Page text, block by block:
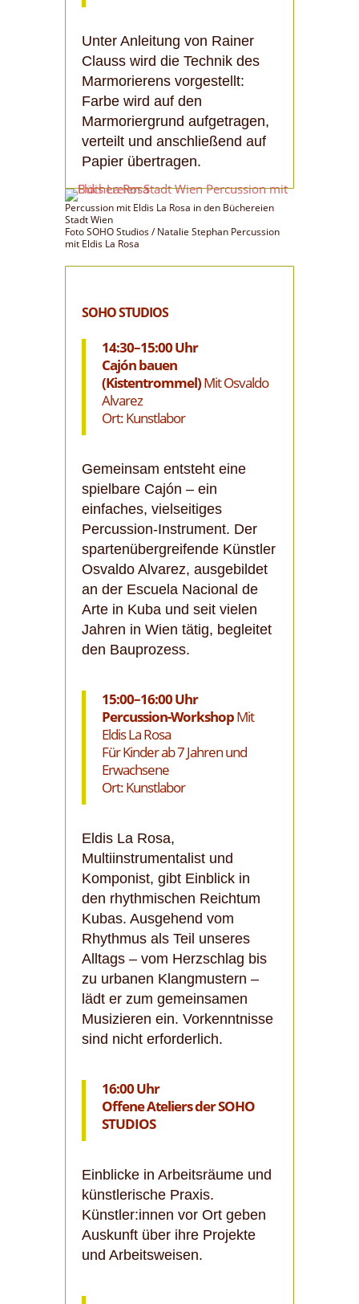
Unter Anleitung von Rainer
Clauss wird die Technik des
Marmorierens vorgestellt:
Farbe wird auf den
Marmoriergrund aufgetragen,
verteilt und anschließend auf
Papier übertragen.
Percussion mit Eldis La Rosa in den Büchereien
Stadt Wien
Foto SOHO Studios / Natalie Stephan Percussion
mit Eldis La Rosa
SOHO STUDIOS
14:30–15:00 Uhr
Cajón bauen
(Kistentrommel)Mit Osvaldo
Alvarez
Ort: Kunstlabor
Gemeinsam entsteht eine
spielbare Cajón – ein
einfaches, vielseitiges
Percussion-Instrument. Der
spartenübergreifende Künstler
Osvaldo Alvarez, ausgebildet
an der Escuela Nacional de
Arte in Kuba und seit vielen
Jahren in Wien tätig, begleitet
den Bauprozess.
15:00–16:00 Uhr
Percussion-WorkshopMit
Eldis La Rosa
Für Kinder ab 7 Jahren und
Erwachsene
Ort: Kunstlabor
Eldis La Rosa,
Multiinstrumentalist und
Komponist, gibt Einblick in
den rhythmischen Reichtum
Kubas. Ausgehend vom
Rhythmus als Teil unseres
Alltags – vom Herzschlag bis
zu urbanen Klangmustern –
lädt er zum gemeinsamen
Musizieren ein. Vorkenntnisse
sind nicht erforderlich.
16:00 Uhr
Offene Ateliers der SOHO
STUDIOS
Einblicke in Arbeitsräume und
künstlerische Praxis.
Künstler:innen vor Ort geben
Auskunft über ihre Projekte
und Arbeitsweisen.